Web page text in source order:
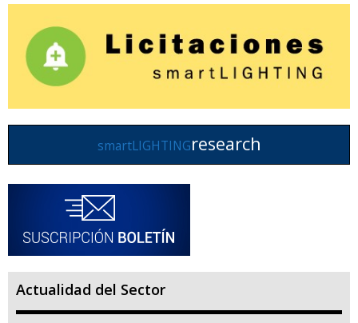
smartLIGHTINGresearch
Actualidad del Sector